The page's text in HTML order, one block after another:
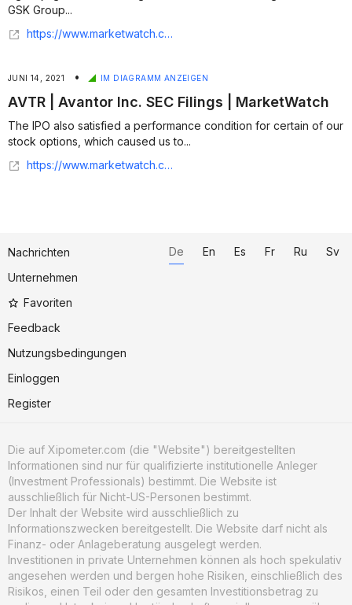
GSK Group...
https://www.marketwatch.com/story/global-usa-automotive-seats-market-insights-overview-analysis-and-forecast-2015-2026-2021-05-19
JUNI 14, 2021 • IM DIAGRAMM ANZEIGEN
AVTR | Avantor Inc. SEC Filings | MarketWatch
The IPO also satisfied a performance condition for certain of our
stock options, which caused us to...
https://www.marketwatch.com/investing/stock/avtr/financials/secfilings?docid=14708049
Nachrichten
Unternehmen
Favoriten
Feedback
Nutzungsbedingungen
Einloggen
Register
De En Es Fr Ru Sv
Die auf Xipometer.com (die "Website") bereitgestellten
Informationen sind nur für qualifizierte institutionelle Anleger
(Investment Professionals) bestimmt. Die Website ist
ausschließlich für Nicht-US-Personen bestimmt.
Der Inhalt der Website wird ausschließlich zu
Informationszwecken bereitgestellt. Die Website darf nicht als
Finanz- oder Anlageberatung ausgelegt werden.
Investitionen in private Unternehmen können als hoch spekulativ
angesehen werden und bergen hohe Risiken, einschließlich des
Risikos, einen Teil oder den gesamten Investitionsbetrag zu